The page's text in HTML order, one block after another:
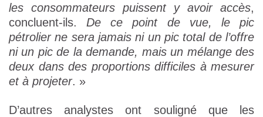
les consommateurs puissent y avoir accès,
concluent-ils. De ce point de vue, le pic
pétrolier ne sera jamais ni un pic total de l’offre
ni un pic de la demande, mais un mélange des
deux dans des proportions difficiles à mesurer
et à projeter. »
D’autres analystes ont souligné que les